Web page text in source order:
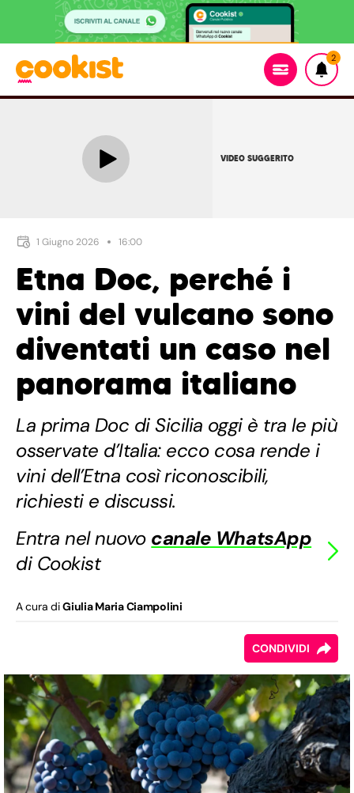
2
VIDEO SUGGERITO
1 Giugno 2026 16:00
Etna Doc, perché i
vini del vulcano sono
diventati un caso nel
panorama italiano
La prima Doc di Sicilia oggi è tra le più
osservate d’Italia: ecco cosa rende i
vini dell’Etna così riconoscibili,
richiesti e discussi.
Entra nel nuovo canale WhatsApp
di Cookist
A cura diGiulia Maria Ciampolini
CONDIVIDI